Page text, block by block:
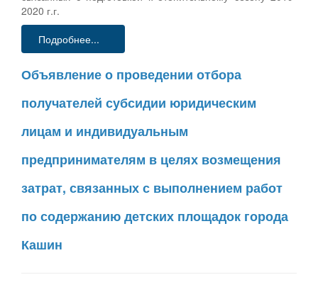
2020 г.г.
Подробнее...
Объявление о проведении отбора
получателей субсидии юридическим
лицам и индивидуальным
предпринимателям в целях возмещения
затрат, связанных с выполнением работ
по содержанию детских площадок города
Кашин